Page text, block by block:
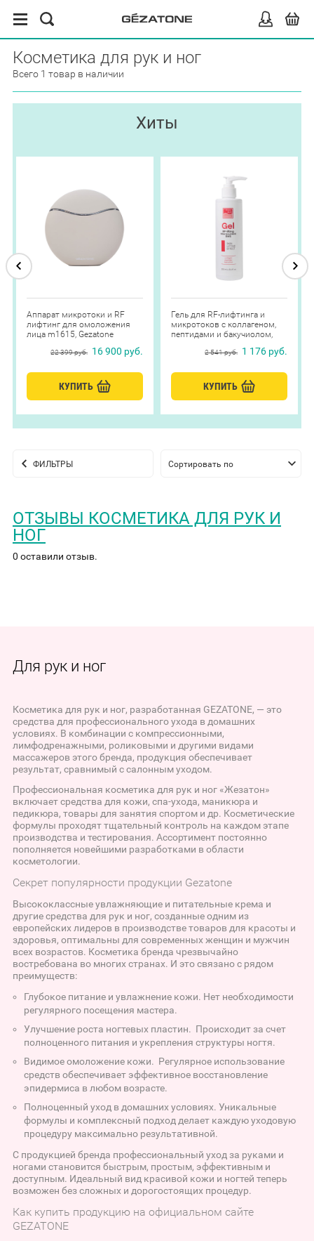
Косметика для рук и ног
Всего 1 товар в наличии
Хиты
Аппарат микротоки и RF
лифтинг для омоложения
лица m1615, Gezatone
22 399 руб. 16 900 руб.
КУПИТЬ
Гель для RF-лифтинга и
микротоков с коллагеном,
пептидами и бакучиолом,
2 541 руб. 1 176 руб.
КУПИТЬ
ФИЛЬТРЫ Сортировать по
ОТЗЫВЫ КОСМЕТИКА ДЛЯ РУК И
НОГ
0 оставили отзыв.
Для рук и ног
Косметика для рук и ног, разработанная GEZATONE, — это
средства для профессионального ухода в домашних
условиях. В комбинации с компрессионными,
лимфодренажными, роликовыми и другими видами
массажеров этого бренда, продукция обеспечивает
результат, сравнимый с салонным уходом.
Профессиональная косметика для рук и ног «Жезатон»
включает средства для кожи, спа-ухода, маникюра и
педикюра, товары для занятия спортом и др. Косметические
формулы проходят тщательный контроль на каждом этапе
производства и тестирования. Ассортимент постоянно
пополняется новейшими разработками в области
косметологии.
Секрет популярности продукции Gezatone
Высококлассные увлажняющие и питательные крема и
другие средства для рук и ног, созданные одним из
европейских лидеров в производстве товаров для красоты и
здоровья, оптимальны для современных женщин и мужчин
всех возрастов. Косметика бренда чрезвычайно
востребована во многих странах. И это связано с рядом
преимуществ:
Глубокое питание и увлажнение кожи. Нет необходимости
регулярного посещения мастера.
Улучшение роста ногтевых пластин. Происходит за счет
полноценного питания и укрепления структуры ногтя.
Видимое омоложение кожи. Регулярное использование
средств обеспечивает эффективное восстановление
эпидермиса в любом возрасте.
Полноценный уход в домашних условиях. Уникальные
формулы и комплексный подход делает каждую уходовую
процедуру максимально результативной.
С продукцией бренда профессиональный уход за руками и
ногами становится быстрым, простым, эффективным и
доступным. Идеальный вид красивой кожи и ногтей теперь
возможен без сложных и дорогостоящих процедур.
Как купить продукцию на официальном сайте
GEZATONE